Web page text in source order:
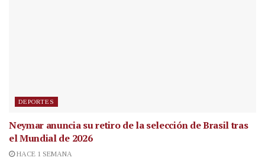
DEPORTES
Neymar anuncia su retiro de la selección de Brasil tras
el Mundial de 2026
HACE 1 SEMANA